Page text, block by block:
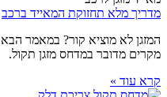
מדריך מלא תחזוקת המאייד ברכב
המזגן לא מוציא קור? במאמר הבא
מקרים מדובר במדחס מזגן תקול.
קרא עוד »